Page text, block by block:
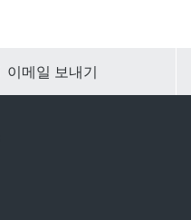
CLEAR SELECTION
이메일 보내기